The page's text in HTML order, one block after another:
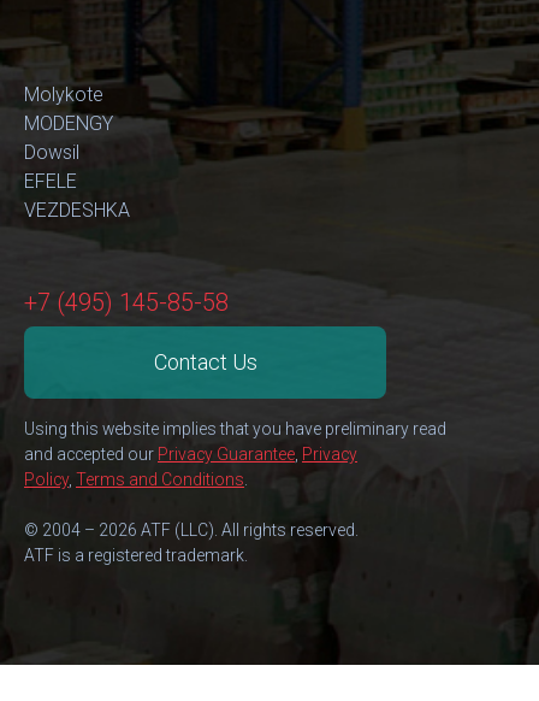
Molykote
MODENGY
Dowsil
EFELE
VEZDESHKA
+7 (495) 145-85-58
Contact Us
Using this website implies that you have preliminary read
and accepted our Privacy Guarantee Privacy
Policy, Terms and Conditions
© 2004 – 2026 ATF (LLC). All rights reserved.
ATF is a registered trademark.